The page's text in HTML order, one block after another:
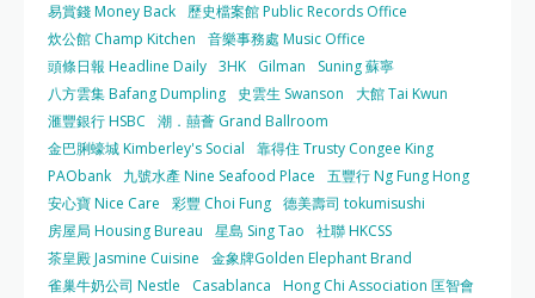
易賞錢 Money Back
歷史檔案館 Public Records Office
炊公館 Champ Kitchen
音樂事務處 Music Office
頭條日報 Headline Daily 3HK Gilman
Suning 蘇寧
八方雲集 Bafang Dumpling
史雲生 Swanson
大館 Tai Kwun
滙豐銀行 HSBC
潮．囍薈 Grand Ballroom
金巴脷蠔城 Kimberley's Social
靠得住 Trusty Congee King
PAObank
九號水產 Nine Seafood Place
五豐行 Ng Fung Hong
安心寶 Nice Care
彩豐 Choi Fung 德美壽司 tokumisushi
房屋局 Housing Bureau
星島 Sing Tao
社聯 HKCSS
茶皇殿 Jasmine Cuisine
金象牌Golden Elephant Brand
雀巢牛奶公司 Nestle
Casablanca
Hong Chi Association 匡智會